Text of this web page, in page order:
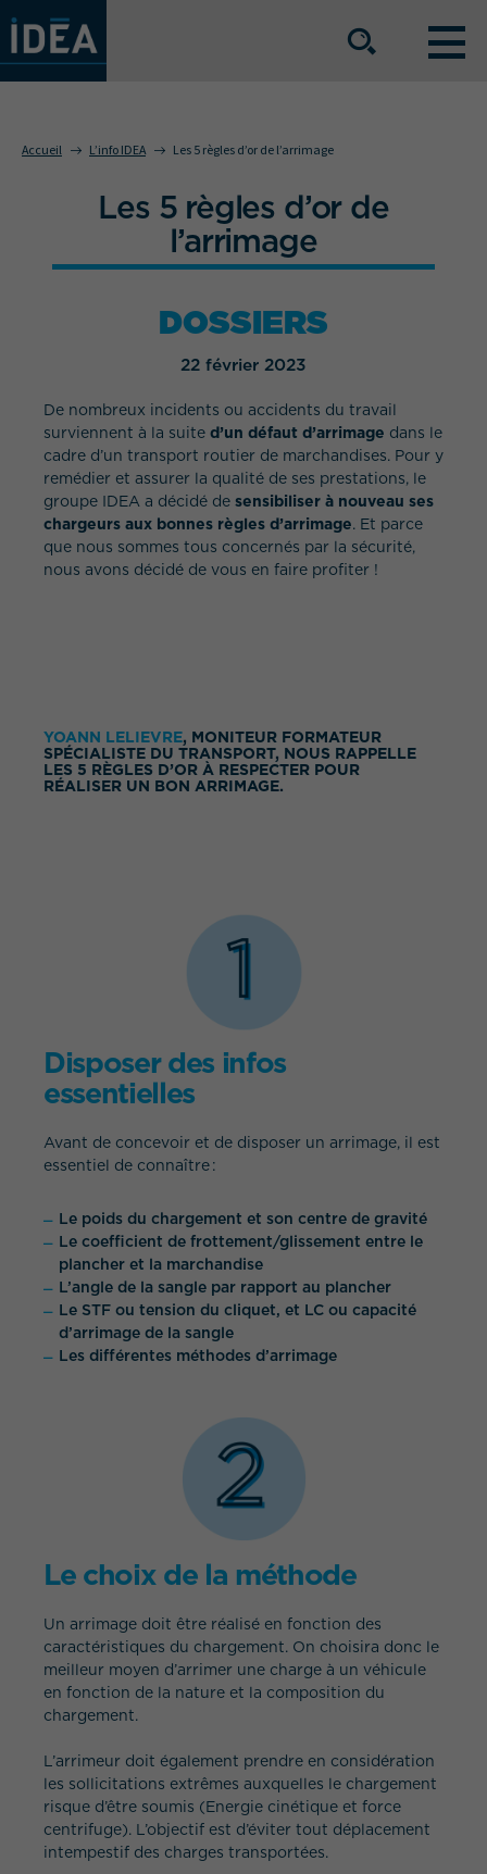
Nous rejoindre
L’info IDEA
Nos implantations
Espace Presse
Contact
NOS ATOUTS
Accueil L’info IDEA Les 5 règles d’or de l’arrimage
Les 5 règles d’or de
l’arrimage
DOSSIERS
22 février 2023
De nombreux incidents ou accidents du travail
surviennent à la suite d’un défaut d’arrimage dans le
cadre d’un transport routier de marchandises. Pour y
remédier et assurer la qualité de ses prestations, le
groupe IDEA a décidé de sensibiliser à nouveau ses
chargeurs aux bonnes règles d’arrimage. Et parce
que nous sommes tous concernés par la sécurité,
nous avons décidé de vous en faire profiter !
YOANN LELIEVRE, MONITEUR FORMATEUR
SPÉCIALISTE DU TRANSPORT, NOUS RAPPELLE
LES 5 RÈGLES D’OR À RESPECTER POUR
RÉALISER UN BON ARRIMAGE.
Disposer des infos
essentielles
Avant de concevoir et de disposer un arrimage, il est
essentiel de connaître :
Le poids du chargement et son centre de gravité
Le coefficient de frottement/glissement entre le
plancher et la marchandise
L’angle de la sangle par rapport au plancher
Le STF ou tension du cliquet, et LC ou capacité
d’arrimage de la sangle
Les différentes méthodes d’arrimage
Le choix de la méthode
Un arrimage doit être réalisé en fonction des
caractéristiques du chargement. On choisira donc le
meilleur moyen d’arrimer une charge à un véhicule
en fonction de la nature et la composition du
chargement.
L’arrimeur doit également prendre en considération
les sollicitations extrêmes auxquelles le chargement
risque d’être soumis (Energie cinétique et force
centrifuge). L’objectif est d’éviter tout déplacement
intempestif des charges transportées.